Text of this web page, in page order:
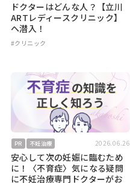
ドクターはどんな人？【立川
ARTレディースクリニック】
へ潜入！
#クリニック
PR 不妊治療 2026.06.26
安心して次の妊娠に臨むため
に！〈不育症〉気になる疑問
に不妊治療専門ドクターがお